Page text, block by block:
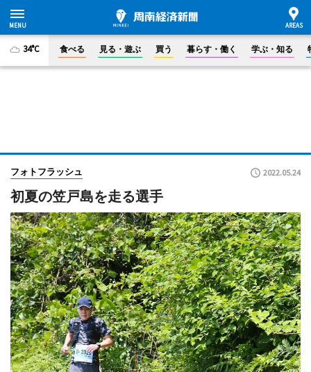
34°C 食べる 見る・遊ぶ 買う 暮らす・働く 学ぶ・知る
フォトフラッシュ 2022.05.24
初夏の笠戸島を走る選手